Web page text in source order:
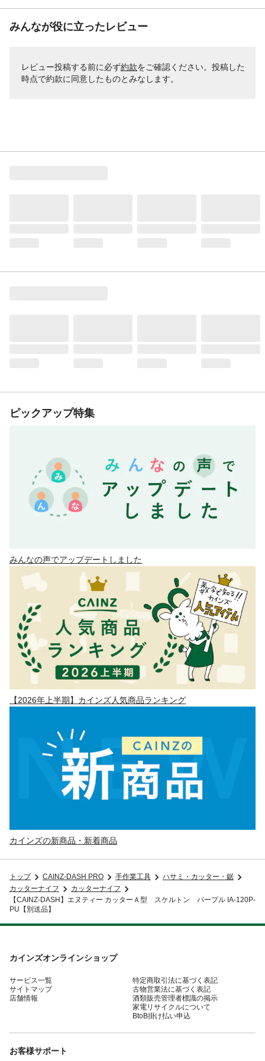
みんなが役に立ったレビュー
レビュー投稿する前に必ず約款をご確認ください。投稿した
時点で約款に同意したものとみなします。
ピックアップ特集
みんなの声でアップデートしました
【2026年上半期】カインズ人気商品ランキング
カインズの新商品・新着商品
トップ CAINZ-DASH PRO 手作業工具
ハサミ・カッター・鋸
カッターナイフ
カッターナイフ
【CAINZ-DASH】エヌティー カッターＡ型 スケルトン パープル IA-120P-
PU【別送品】
カインズオンラインショップ
サービス一覧
サイトマップ
店舗情報
特定商取引法に基づく表記
古物営業法に基づく表記
酒類販売管理者標識の掲示
家電リサイクルについて
BtoB掛け払い申込
お客様サポート